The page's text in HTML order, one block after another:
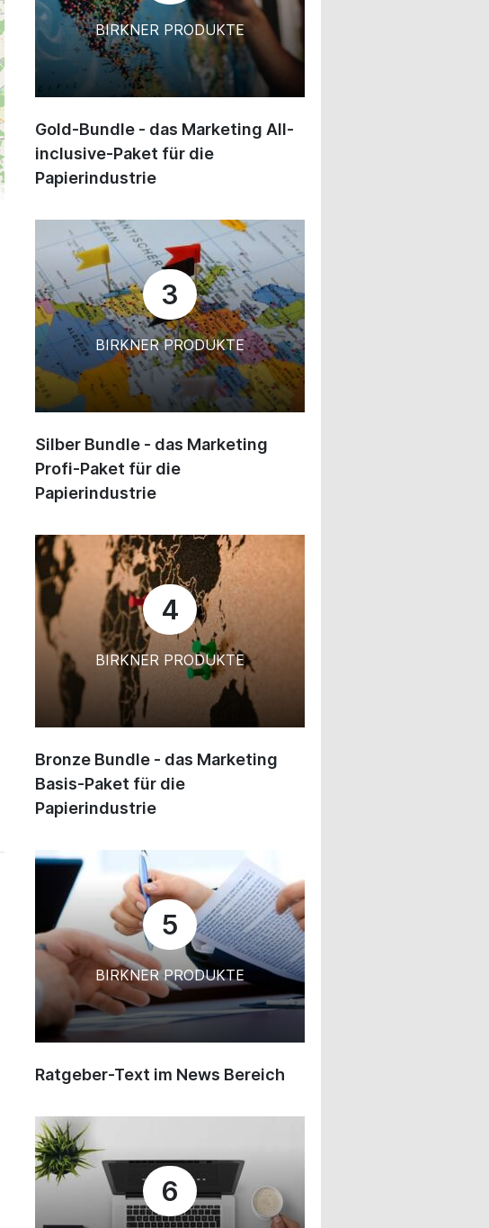
BIRKNER PRODUKTE
Gold-Bundle - das Marketing All-
inclusive-Paket für die
Papierindustrie
3
BIRKNER PRODUKTE
Silber Bundle - das Marketing
Profi-Paket für die
Papierindustrie
4
BIRKNER PRODUKTE
Bronze Bundle - das Marketing
Basis-Paket für die
Papierindustrie
5
BIRKNER PRODUKTE
Ratgeber-Text im News Bereich
6